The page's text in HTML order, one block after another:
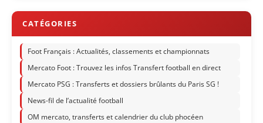
Foot Français : Actualités, classements et championnats
Mercato Foot : Trouvez les infos Transfert football en direct
Mercato PSG : Transferts et dossiers brûlants du Paris SG !
News-fil de l’actualité football
OM mercato, transferts et calendrier du club phocéen